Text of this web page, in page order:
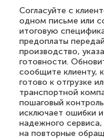
Согласуйте с
одном письме или
итоговую
предоплаты
производство,
готовности.
сообщите клиенту,
готово к отгрузке
транспортной
пошаговый
исключает ошибки
надежного
на повторные